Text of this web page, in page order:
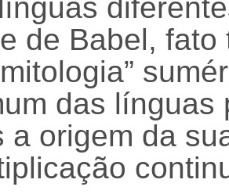
de Babel,
das línguas
a origem da